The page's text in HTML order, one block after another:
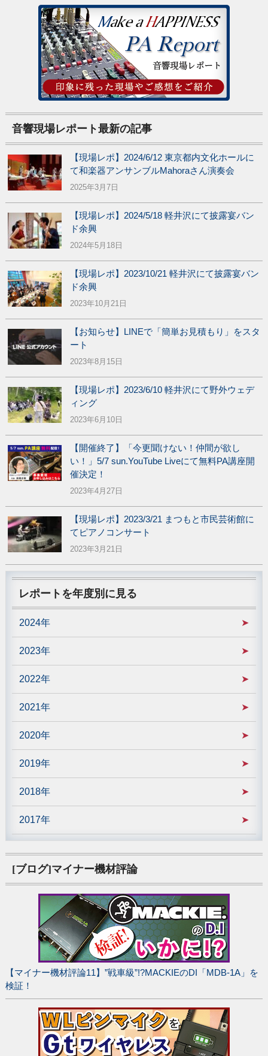
音響現場レポート最新の記事
【現場レポ】2024/6/12 東京都内文化ホールに
て和楽器アンサンブルMahoraさん演奏会
2025年3月7日
【現場レポ】2024/5/18 軽井沢にて披露宴バン
ド余興
2024年5月18日
【現場レポ】2023/10/21 軽井沢にて披露宴バン
ド余興
2023年10月21日
【お知らせ】LINEで「簡単お見積もり」をスタ
ート
2023年8月15日
【現場レポ】2023/6/10 軽井沢にて野外ウェデ
ィング
2023年6月10日
【開催終了】「今更聞けない！仲間が欲し
い！」5/7 sun.YouTube Liveにて無料PA講座開
催決定！
2023年4月27日
【現場レポ】2023/3/21 まつもと市民芸術館に
てピアノコンサート
2023年3月21日
レポートを年度別に見る
2024年
2023年
2022年
2021年
2020年
2019年
2018年
2017年
[ブログ]マイナー機材評論
【マイナー機材評論11】”戦車級”!?MACKIEのDI「MDB-1A」を
検証！